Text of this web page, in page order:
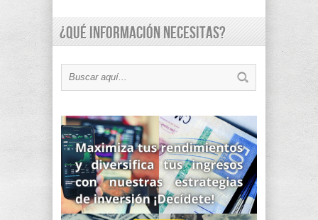
¿Qué información necesitas?